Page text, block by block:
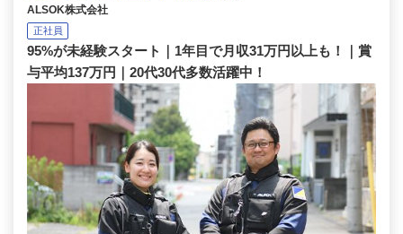
ALSOK株式会社
正社員
95%が未経験スタート｜1年目で月収31万円以上も！｜賞
与平均137万円｜20代30代多数活躍中！